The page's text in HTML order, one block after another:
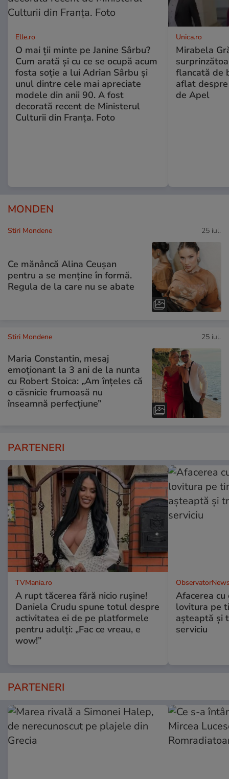
Elle.ro
O mai ții minte pe Janine Sârbu?
Cum arată și cu ce se ocupă acum
fosta soție a lui Adrian Sârbu și
unul dintre cele mai apreciate
modele din anii 90. A fost
decorată recent de Ministerul
Culturii din Franța. Foto
Unica.ro
Mirabela
flancată de
aflat
de Apel
MONDEN
Stiri Mondene 25 iul.
Ce mănâncă Alina Ceușan
pentru a se menține în formă.
Regula de la care nu se abate
Stiri Mondene 25 iul.
Maria Constantin, mesaj
emoționant la 3 ani de la nunta
cu Robert Stoica: „Am înțeles că
o căsnicie frumoasă nu
înseamnă perfecțiune”
PARTENERI
TVMania.ro
A rupt tăcerea fără nicio rușine!
Daniela Crudu spune totul despre
activitatea ei de pe platformele
pentru adulți: „Fac ce vreau, e
wow!”
Afacerea
lovitura pe
aşteaptă şi
serviciu
PARTENERI